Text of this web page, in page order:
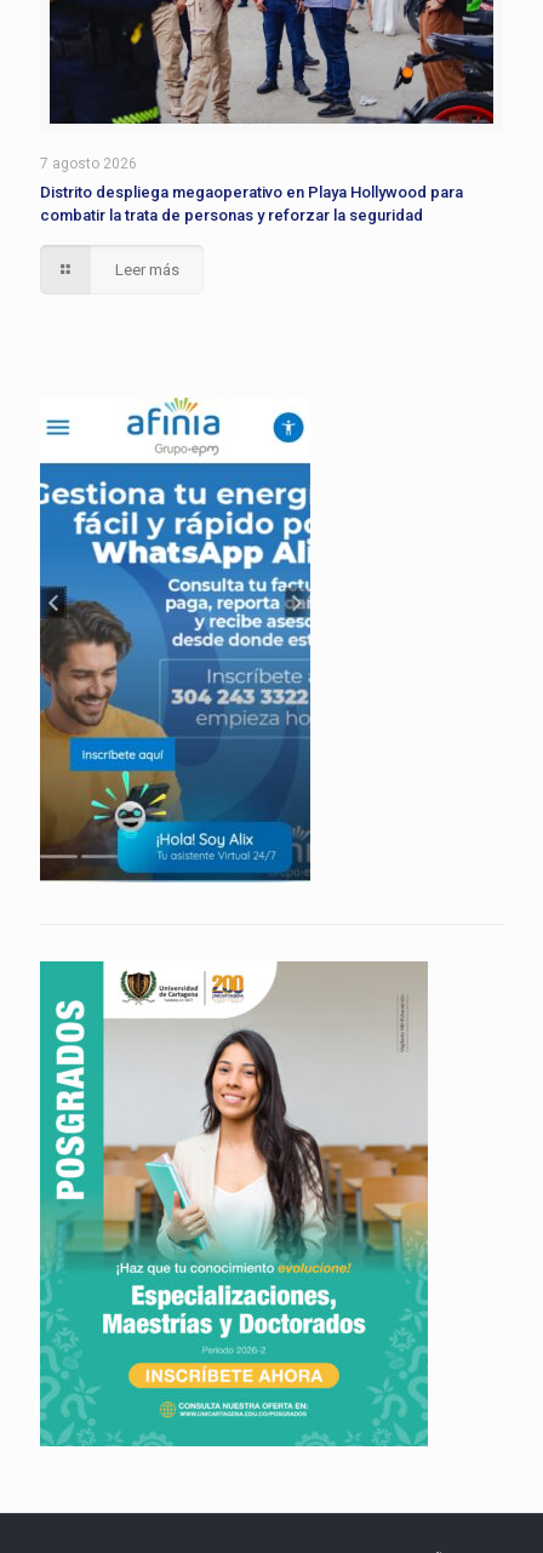
7 agosto 2026
Distrito despliega megaoperativo en Playa Hollywood para
combatir la trata de personas y reforzar la seguridad
Leer más